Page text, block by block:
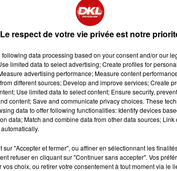
Le respect de votre vie privée est notre
following data processing based on your consent and/or our
limited data to select advertising; Create profiles for
advertising performance; Measure content
different sources; Develop and improve services; Create
Use limited data to select content; Ensure security,
content; Save and communicate privacy choices. These
data to offer following functionalities: Identify devices
data; Match and combine data from other data sources;
"Accepter et fermer", ou affiner en sélectionnant les
refuser en cliquant sur "Continuer sans accepter". Vos
vos choix, ou retirer votre consentement à tout moment via le